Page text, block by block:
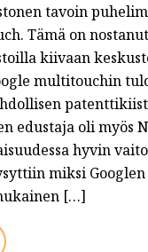
tavoin
Tämä on
kiivaan
multitouchin
edustaja oli myös
hyvin
miksi Googlen
[…]